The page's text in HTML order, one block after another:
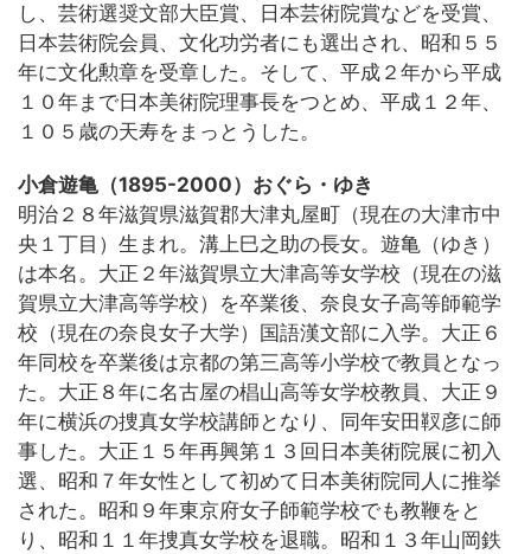
し、芸術選奨文部大臣賞、日本芸術院賞などを受賞、
日本芸術院会員、文化功労者にも選出され、昭和５５
年に文化勲章を受章した。そして、平成２年から平成
１０年まで日本美術院理事長をつとめ、平成１２年、
１０５歳の天寿をまっとうした。
小倉遊亀（1895-2000）おぐら・ゆき
明治２８年滋賀県滋賀郡大津丸屋町（現在の大津市中
央１丁目）生まれ。溝上巳之助の長女。遊亀（ゆき）
は本名。大正２年滋賀県立大津高等女学校（現在の滋
賀県立大津高等学校）を卒業後、奈良女子高等師範学
校（現在の奈良女子大学）国語漢文部に入学。大正６
年同校を卒業後は京都の第三高等小学校で教員となっ
た。大正８年に名古屋の椙山高等女学校教員、大正９
年に横浜の捜真女学校講師となり、同年安田靫彦に師
事した。大正１５年再興第１３回日本美術院展に初入
選、昭和７年女性として初めて日本美術院同人に推挙
された。昭和９年東京府女子師範学校でも教鞭をと
り、昭和１１年捜真女学校を退職。昭和１３年山岡鉄